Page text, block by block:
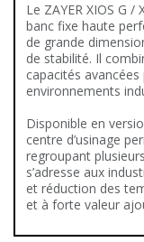
Le ZAYER XIOS G /
banc fixe haute
de grande
de stabilité. Il
capacités
environnements
Disponible en
centre d’usinage
regroupant
s’adresse aux
et réduction des
et à forte valeur